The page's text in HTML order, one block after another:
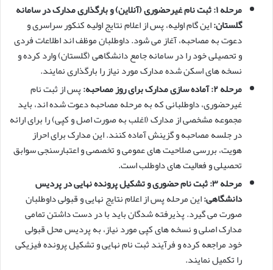
مرحله ۱: ثبت نام غیرحضوری (آنلاین) و بارگذاری مدارک در سامانه
گلستان:این گام اولیه، پس از اعلام نتایج اولیه کنکور سراسری و
دعوت به مصاحبه، آغاز می شود. داوطلبان موظف اند اطلاعات فردی
و تحصیلی خود را در سامانه جامع دانشگاهی (گلستان) وارد کرده و
نسخه های اسکن شده مدارک مورد نیاز را بارگذاری نمایند.
مرحله ۲: آماده سازی مدارک برای روز مصاحبه:
پس از ثبت نام
غیرحضوری، داوطلبانی که به مرحله مصاحبه دعوت شده اند، باید
مجموعه مشخصی از مدارک (اغلب به صورت اصل و کپی) را برای ارائه
در جلسه مصاحبه و گزینش آماده کنند. این مدارک برای احراز
هویت، بررسی صلاحیت های عمومی و تخصصی و اعتبارسنجی سوابق
تحصیلی و فعالیت های داوطلب است.
مرحله ۳: ثبت نام حضوری و تشکیل پرونده نهایی در پردیس
دانشگاهی:این مرحله پس از اعلام نتایج نهایی و قبولی داوطلبان
صورت می گیرد. پذیرفته شدگان باید با در دست داشتن تمامی
مدارک اصلی و نسخه های کپی مورد نیاز، به پردیس محل قبولی
خود مراجعه کرده و فرآیند ثبت نام نهایی و تشکیل پرونده فیزیکی
را تکمیل نمایند.